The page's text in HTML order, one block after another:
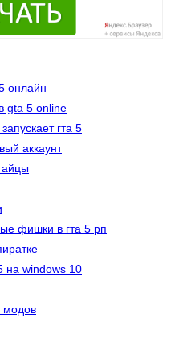
онлайн
gta 5 online
гта 5
аккаунт
фишки в гта 5 рп
на windows 10
модов